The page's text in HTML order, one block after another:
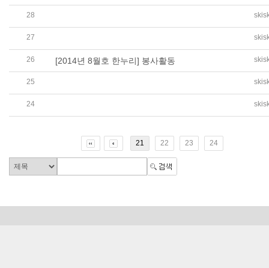
28
27
26 [2014년 8월호 한누리] 봉사활동
25
24 [2014년 9월 1일 STRAITS TIMES-연합조보] 추석계기교
21 22 23 24